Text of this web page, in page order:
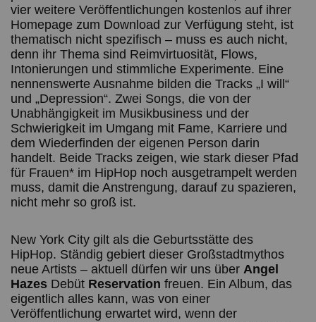
vier weitere Veröffentlichungen kostenlos auf ihrer
Homepage zum Download zur Verfügung steht, ist
thematisch nicht spezifisch – muss es auch nicht,
denn ihr Thema sind Reimvirtuosität, Flows,
Intonierungen und stimmliche Experimente. Eine
nennenswerte Ausnahme bilden die Tracks „I will“
und „Depression“. Zwei Songs, die von der
Unabhängigkeit im Musikbusiness und der
Schwierigkeit im Umgang mit Fame, Karriere und
dem Wiederfinden der eigenen Person darin
handelt. Beide Tracks zeigen, wie stark dieser Pfad
für Frauen* im HipHop noch ausgetrampelt werden
muss, damit die Anstrengung, darauf zu spazieren,
nicht mehr so groß ist.
New York City gilt als die Geburtsstätte des
HipHop. Ständig gebiert dieser Großstadtmythos
neue Artists – aktuell dürfen wir uns über Angel
Hazes Debüt Reservation freuen. Ein Album, das
eigentlich alles kann, was von einer
Veröffentlichung erwartet wird, wenn der